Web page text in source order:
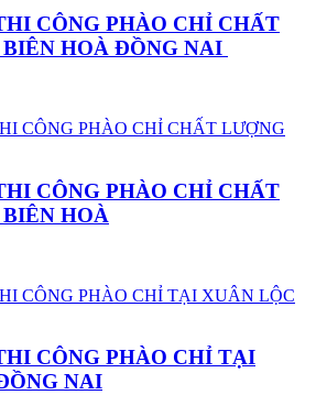
CÔNG PHÀO CHỈ CHẤT
HOÀ ĐỒNG NAI
CÔNG PHÀO CHỈ CHẤT
HOÀ
CÔNG PHÀO CHỈ TẠI
NAI